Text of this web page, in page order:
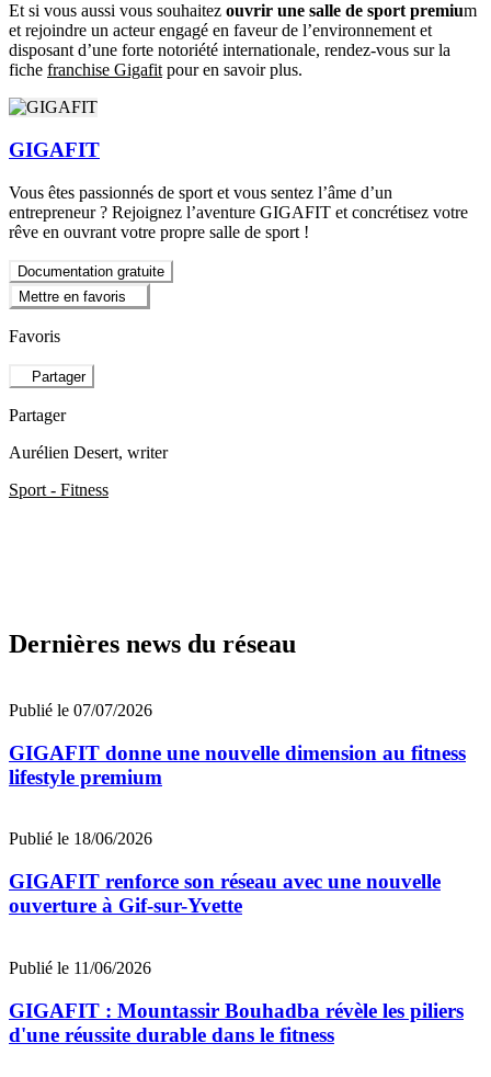
Et si vous aussi vous souhaitez ouvrir une salle de sport premium
et rejoindre un acteur engagé en faveur de l’environnement et
disposant d’une forte notoriété internationale, rendez-vous sur la
fiche franchise Gigafit pour en savoir plus.
GIGAFIT
Vous êtes passionnés de sport et vous sentez l’âme d’un
entrepreneur ? Rejoignez l’aventure GIGAFIT et concrétisez votre
rêve en ouvrant votre propre salle de sport !
Documentation gratuite
Mettre en favoris
Favoris
Partager
Partager
Aurélien Desert, writer
Sport - Fitness
Dernières news du réseau
Publié le 07/07/2026
GIGAFIT donne une nouvelle dimension au fitness
lifestyle premium
Publié le 18/06/2026
GIGAFIT renforce son réseau avec une nouvelle
ouverture à Gif-sur-Yvette
Publié le 11/06/2026
GIGAFIT : Mountassir Bouhadba révèle les piliers
d'une réussite durable dans le fitness